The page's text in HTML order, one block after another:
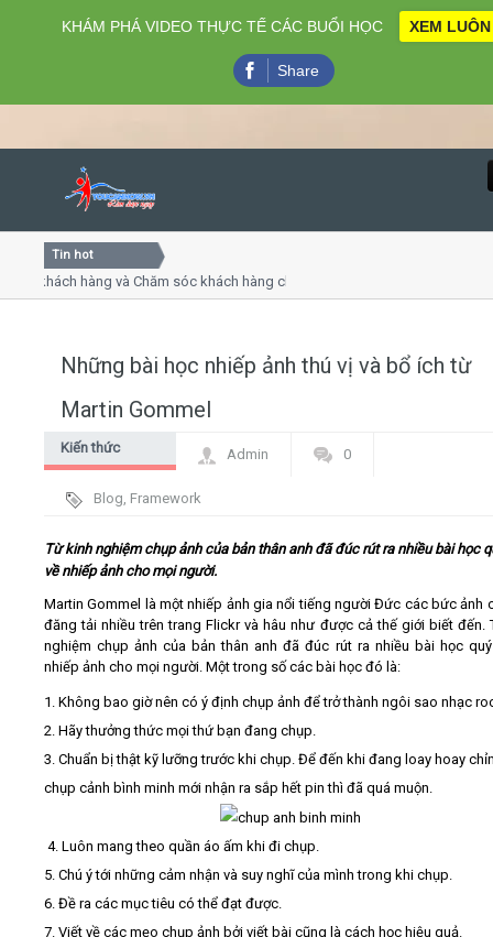
Close
Home
Video
Kiến thức
Liên hệ - Đăng ký
Tin hot
hàng và Chăm sóc khách hàng chuyên nghiệp
Những bài học nhiếp ảnh thú vị và bổ ích từ
Martin Gommel
Kiến thức
Admin 0
Blog, Framework
Từ kinh nghiệm chụp ảnh của bản thân anh đã đúc rút ra nhiều bài học
về nhiếp ảnh cho mọi người.
Martin Gommel là một nhiếp ảnh gia nổi tiếng người Đức các bức ảnh
đăng tải nhiều trên trang Flickr và hâu như được cả thế giới biết đến.
nghiệm chụp ảnh của bản thân anh đã đúc rút ra nhiều bài học
nhiếp ảnh cho mọi người. Một trong số các bài học đó là:
1. Không bao giờ nên có ý định chụp ảnh để trở thành ngôi sao nhạc
2. Hãy thưởng thức mọi thứ bạn đang chụp.
3. Chuẩn bị thật kỹ lưỡng trước khi chụp. Để đến khi đang loay hoay
chụp cảnh bình minh mới nhận ra sắp hết pin thì đã quá muộn.
4. Luôn mang theo quần áo ấm khi đi chụp.
5. Chú ý tới những cảm nhận và suy nghĩ của mình trong khi chụp.
6. Đề ra các mục tiêu có thể đạt được.
7. Viết về các mẹo chụp ảnh bởi viết bài cũng là cách học hiệu quả.
KHÁM PHÁ VIDEO THỰC TẾ CÁC BUỔI HỌC XEM LUÔN
Share